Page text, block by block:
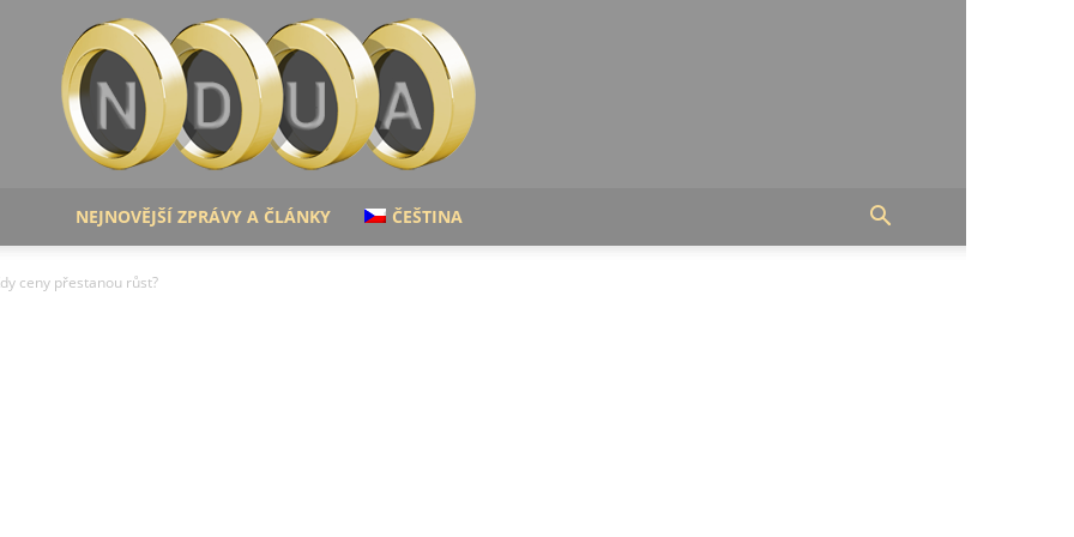
NEJNOVĚJŠÍ ZPRÁVY A ČLÁNKY ČEŠTINA
ceny přestanou růst?